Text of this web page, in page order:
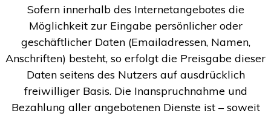
Sofern innerhalb des Internetangebotes die
Möglichkeit zur Eingabe persönlicher oder
geschäftlicher Daten (Emailadressen, Namen,
Anschriften) besteht, so erfolgt die Preisgabe dieser
Daten seitens des Nutzers auf ausdrücklich
freiwilliger Basis. Die Inanspruchnahme und
Bezahlung aller angebotenen Dienste ist – soweit